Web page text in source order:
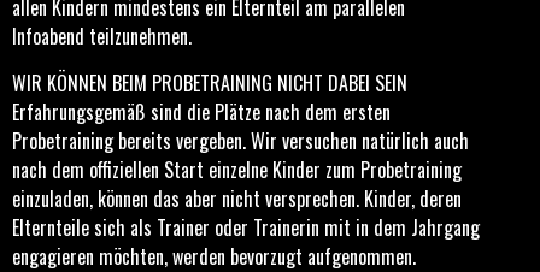
allen Kindern mindestens ein Elternteil am parallelen
Infoabend teilzunehmen.
WIR KÖNNEN BEIM PROBETRAINING NICHT DABEI SEIN
Erfahrungsgemäß sind die Plätze nach dem ersten
Probetraining bereits vergeben. Wir versuchen natürlich auch
nach dem offiziellen Start einzelne Kinder zum Probetraining
einzuladen, können das aber nicht versprechen. Kinder, deren
Elternteile sich als Trainer oder Trainerin mit in dem Jahrgang
engagieren möchten, werden bevorzugt aufgenommen.